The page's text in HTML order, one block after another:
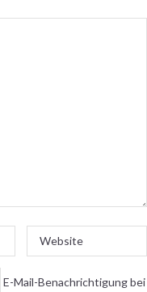
Website
E-Mail-Benachrichtigung bei